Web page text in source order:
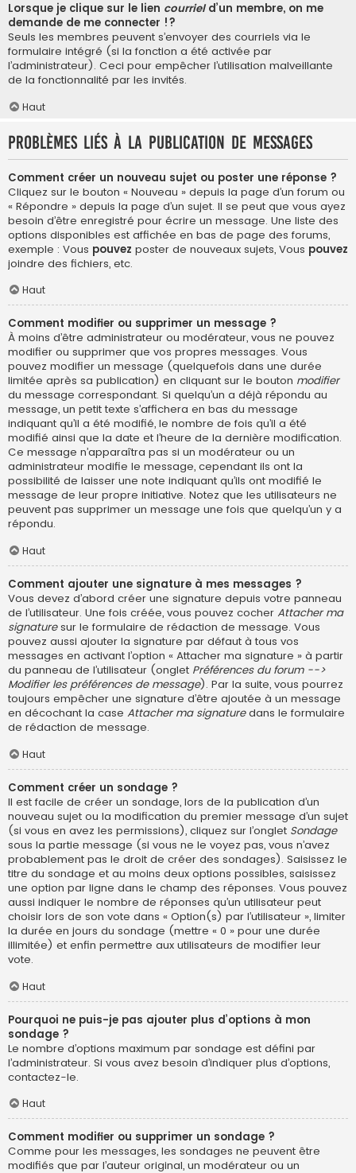
Lorsque je clique sur le lien courrield’un membre, on me
demande de me connecter !?
Seuls les membres peuvent s’envoyer des courriels via le
formulaire intégré (si la fonction a été activée par
l’administrateur). Ceci pour empêcher l’utilisation malveillante
de la fonctionnalité par les invités.
Haut
Problèmes liés à la publication de messages
Comment créer un nouveau sujet ou poster une réponse ?
Cliquez sur le bouton « Nouveau » depuis la page d’un forum ou
« Répondre » depuis la page d’un sujet. Il se peut que vous ayez
besoin d’être enregistré pour écrire un message. Une liste des
options disponibles est affichée en bas de page des forums,
exemple : Vous pouvez poster de nouveaux sujets, Vous pouvez
joindre des fichiers, etc.
Haut
Comment modifier ou supprimer un message ?
À moins d’être administrateur ou modérateur, vous ne pouvez
modifier ou supprimer que vos propres messages. Vous
pouvez modifier un message (quelquefois dans une durée
limitée après sa publication) en cliquant sur le bouton modifier
du message correspondant. Si quelqu’un a déjà répondu au
message, un petit texte s’affichera en bas du message
indiquant qu’il a été modifié, le nombre de fois qu’il a été
modifié ainsi que la date et l’heure de la dernière modification.
Ce message n’apparaîtra pas si un modérateur ou un
administrateur modifie le message, cependant ils ont la
possibilité de laisser une note indiquant qu’ils ont modifié le
message de leur propre initiative. Notez que les utilisateurs ne
peuvent pas supprimer un message une fois que quelqu’un y a
répondu.
Haut
Comment ajouter une signature à mes messages ?
Vous devez d’abord créer une signature depuis votre panneau
de l’utilisateur. Une fois créée, vous pouvez cocher Attacher ma
signaturesur le formulaire de rédaction de message. Vous
pouvez aussi ajouter la signature par défaut à tous vos
messages en activant l’option « Attacher ma signature » à partir
du panneau de l’utilisateur (onglet Préférences du forum -->
Modifier les préférences de message). Par la suite, vous pourrez
toujours empêcher une signature d’être ajoutée à un message
en décochant la case Attacher ma signaturedans le formulaire
de rédaction de message.
Haut
Comment créer un sondage ?
Il est facile de créer un sondage, lors de la publication d’un
nouveau sujet ou la modification du premier message d’un sujet
(si vous en avez les permissions), cliquez sur l’onglet Sondage
sous la partie message (si vous ne le voyez pas, vous n’avez
probablement pas le droit de créer des sondages). Saisissez le
titre du sondage et au moins deux options possibles, saisissez
une option par ligne dans le champ des réponses. Vous pouvez
aussi indiquer le nombre de réponses qu’un utilisateur peut
choisir lors de son vote dans « Option(s) par l’utilisateur », limiter
la durée en jours du sondage (mettre « 0 » pour une durée
illimitée) et enfin permettre aux utilisateurs de modifier leur
vote.
Haut
Pourquoi ne puis-je pas ajouter plus d’options à mon
sondage ?
Le nombre d’options maximum par sondage est défini par
l’administrateur. Si vous avez besoin d’indiquer plus d’options,
contactez-le.
Haut
Comment modifier ou supprimer un sondage ?
Comme pour les messages, les sondages ne peuvent être
modifiés que par l’auteur original, un modérateur ou un